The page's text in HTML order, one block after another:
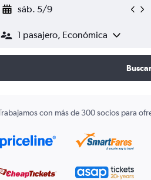
sáb. 5/9
1 pasajero, Económica
con más de 300 socios para